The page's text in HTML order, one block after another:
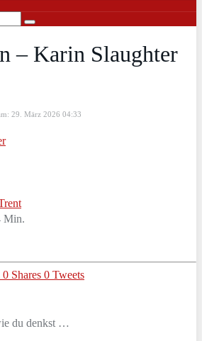
– Karin Slaughter
29. März 2026 04:33
Min.
0 Shares 0 Tweets
du denkst …